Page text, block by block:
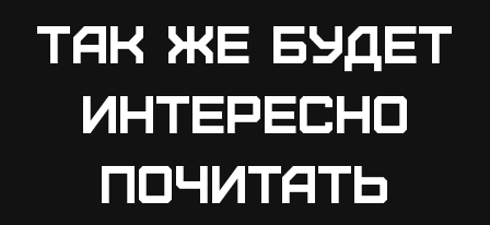
Так же будет
интересно
почитать